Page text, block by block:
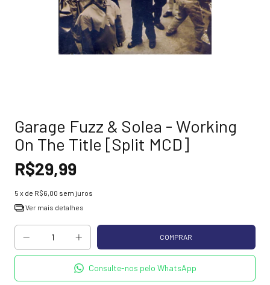
Garage Fuzz & Solea - Working
On The Title [Split MCD]
R$29,99
5 x de R$6,00 sem juros
Ver mais detalhes
Consulte-nos pelo WhatsApp